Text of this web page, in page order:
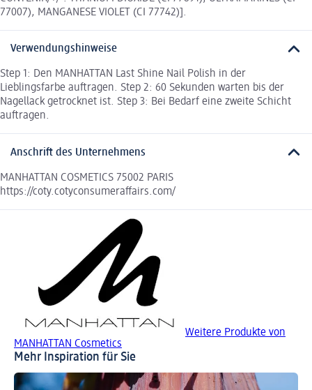
77007), MANGANESE VIOLET (CI 77742)].
Verwendungshinweise
Step 1: Den MANHATTAN Last Shine Nail Polish in der
Lieblingsfarbe auftragen. Step 2: 60 Sekunden warten bis der
Nagellack getrocknet ist. Step 3: Bei Bedarf eine zweite Schicht
auftragen.
Anschrift des Unternehmens
MANHATTAN COSMETICS 75002 PARIS
https://coty.cotyconsumeraffairs.com/
Weitere Produkte von
MANHATTAN Cosmetics
Mehr Inspiration für Sie